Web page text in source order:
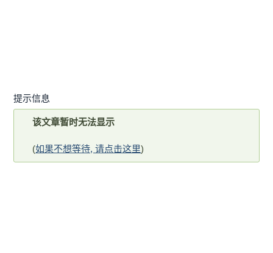
提示信息
该文章暂时无法显示
(如果不想等待, 请点击这里)